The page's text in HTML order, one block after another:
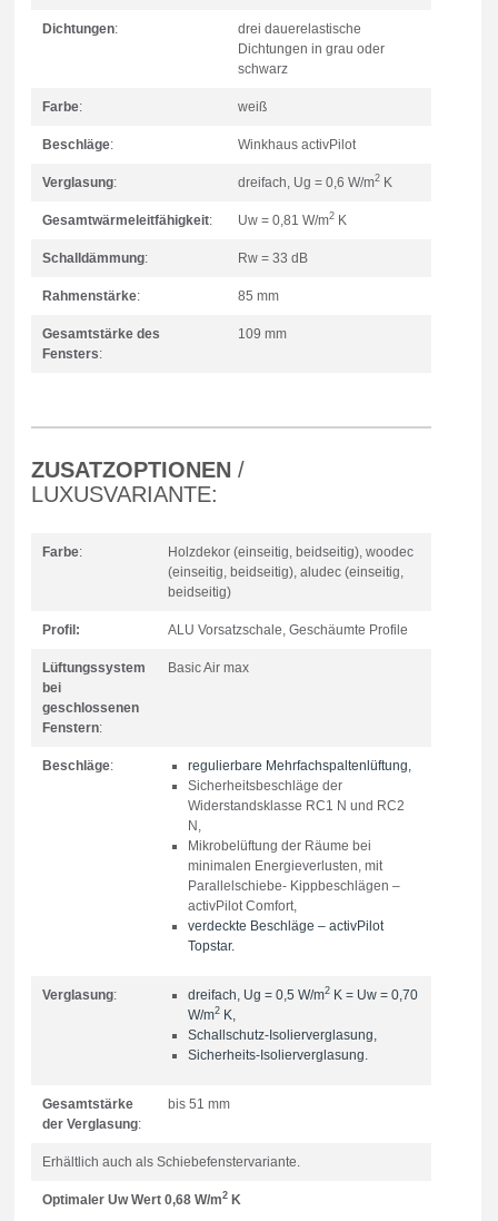
Dichtungen:
drei dauerelastische
Dichtungen in grau oder
schwarz
Farbe: weiß
Beschläge: Winkhaus activPilot
Verglasung: dreifach, Ug = 0,6 W/m2 K
Gesamtwärmeleitfähigkeit: Uw = 0,81 W/m2 K
Schalldämmung: Rw = 33 dB
Rahmenstärke: 85 mm
Gesamtstärke des
Fensters:
109 mm
ZUSATZOPTIONEN /
LUXUSVARIANTE:
Farbe:
Holzdekor (einseitig, beidseitig), woodec
(einseitig, beidseitig), aludec (einseitig,
beidseitig)
Profil: ALU Vorsatzschale, Geschäumte Profile
Lüftungssystem
bei
geschlossenen
Fenstern:
Basic Air max
Beschläge:
regulierbare Mehrfachspaltenlüftung,
Sicherheitsbeschläge der
Widerstandsklasse RC1 N und RC2
N,
Mikrobelüftung der Räume bei
minimalen Energieverlusten, mit
Parallelschiebe- Kippbeschlägen –
activPilot Comfort,
verdeckte Beschläge – activPilot
Topstar.
Verglasung: dreifach, Ug = 0,5 W/m2 K = Uw = 0,70
W/m2 K,
Schallschutz-Isolierverglasung,
Sicherheits-Isolierverglasung.
Gesamtstärke
der Verglasung:
bis 51 mm
Erhältlich auch als Schiebefenstervariante.
Optimaler Uw Wert 0,68 W/m2 K